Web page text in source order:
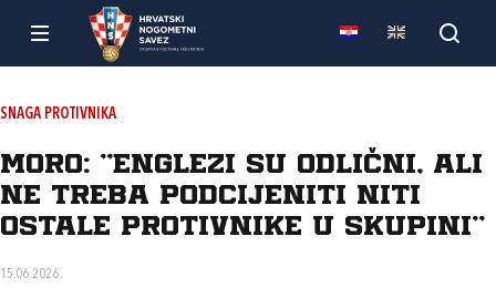
SNAGA PROTIVNIKA
Moro: “Englezi su odlični, ali
ne treba podcijeniti niti
ostale protivnike u skupini“
15.06.2026.